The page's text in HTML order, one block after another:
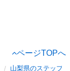
ページTOPへ
山梨県のステップ